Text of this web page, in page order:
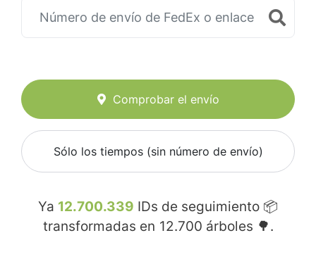
Comprobar el envío
Sólo los tiempos (sin número de envío)
Ya 12.700.339 IDs de seguimiento 📦
transformadas en 12.700 árboles 🌳.